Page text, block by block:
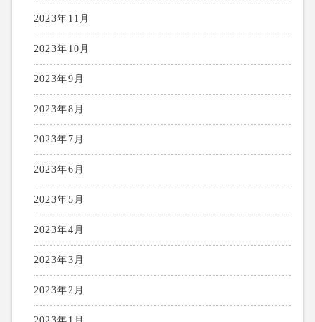
2023年11月
2023年10月
2023年9月
2023年8月
2023年7月
2023年6月
2023年5月
2023年4月
2023年3月
2023年2月